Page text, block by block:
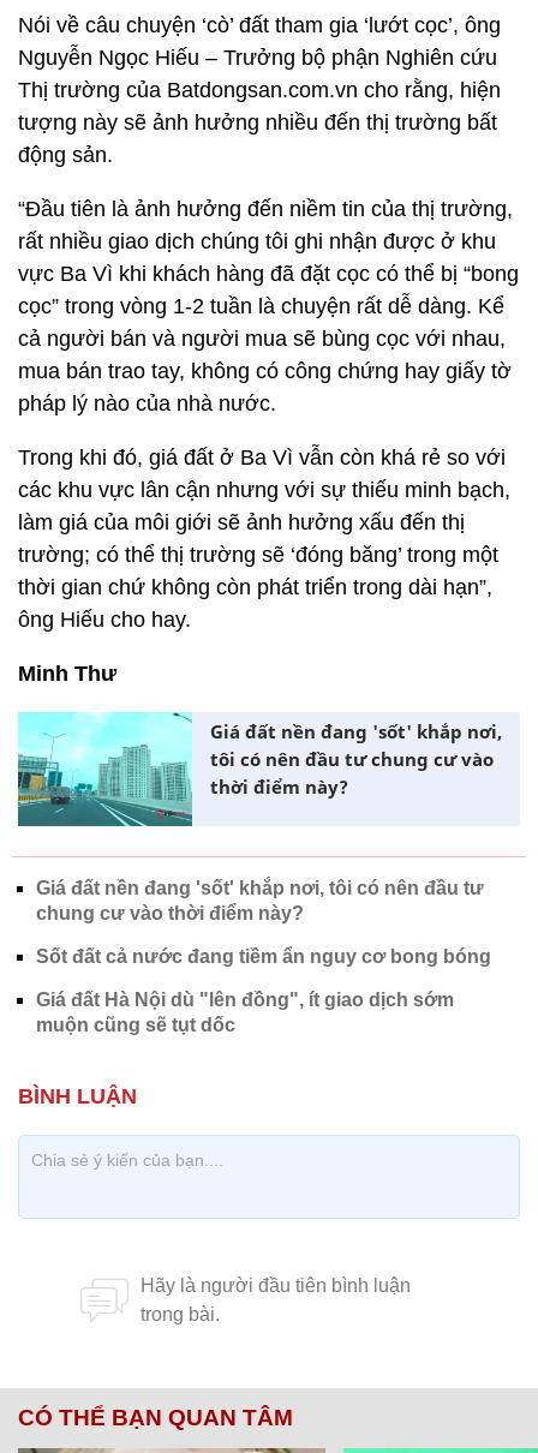
Nói về câu chuyện ‘cò’ đất tham gia ‘lướt cọc’, ông
Nguyễn Ngọc Hiếu – Trưởng bộ phận Nghiên cứu
Thị trường của Batdongsan.com.vn cho rằng, hiện
tượng này sẽ ảnh hưởng nhiều đến thị trường bất
động sản.
“Đầu tiên là ảnh hưởng đến niềm tin của thị trường,
rất nhiều giao dịch chúng tôi ghi nhận được ở khu
vực Ba Vì khi khách hàng đã đặt cọc có thể bị “bong
cọc” trong vòng 1-2 tuần là chuyện rất dễ dàng. Kể
cả người bán và người mua sẽ bùng cọc với nhau,
mua bán trao tay, không có công chứng hay giấy tờ
pháp lý nào của nhà nước.
Trong khi đó, giá đất ở Ba Vì vẫn còn khá rẻ so với
các khu vực lân cận nhưng với sự thiếu minh bạch,
làm giá của môi giới sẽ ảnh hưởng xấu đến thị
trường; có thể thị trường sẽ ‘đóng băng’ trong một
thời gian chứ không còn phát triển trong dài hạn”,
ông Hiếu cho hay.
Minh Thư
Giá đất nền đang 'sốt' khắp nơi,
tôi có nên đầu tư chung cư vào
thời điểm này?
Giá đất nền đang 'sốt' khắp nơi, tôi có nên đầu tư
chung cư vào thời điểm này?
Sốt đất cả nước đang tiềm ẩn nguy cơ bong bóng
Giá đất Hà Nội dù "lên đồng", ít giao dịch sớm
muộn cũng sẽ tụt dốc
CÓ THỂ BẠN QUAN TÂM